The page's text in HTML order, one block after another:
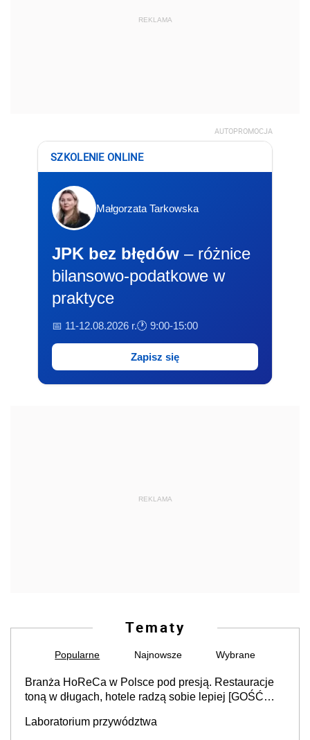
REKLAMA
AUTOPROMOCJA
SZKOLENIE ONLINE
Małgorzata Tarkowska
JPK bez błędów – różnice
bilansowo-podatkowe w
praktyce
📅 11-12.08.2026 r.🕐 9:00-15:00
Zapisz się
REKLAMA
Tematy
Popularne Najnowsze Wybrane
Branża HoReCa w Polsce pod presją. Restauracje
toną w długach, hotele radzą sobie lepiej [GOŚĆ
Laboratorium przywództwa